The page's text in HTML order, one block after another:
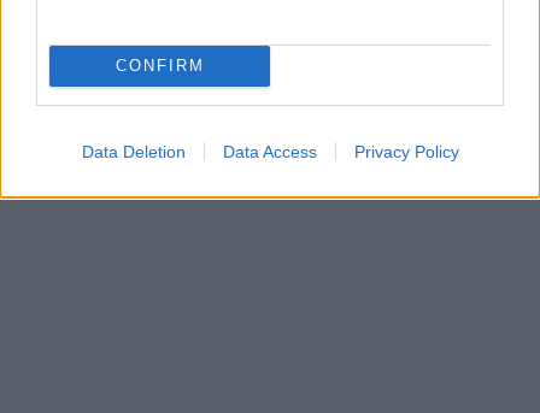
CONFIRM
Data Deletion Data Access Privacy Policy